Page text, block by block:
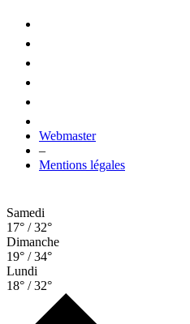
Webmaster
–
Mentions légales
Samedi
17° / 32°
Dimanche
19° / 34°
Lundi
18° / 32°